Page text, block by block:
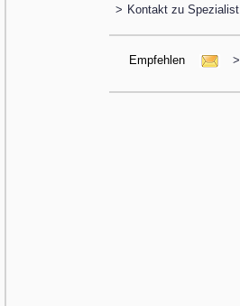
> Kontakt zu Spezialist
Empfehlen >